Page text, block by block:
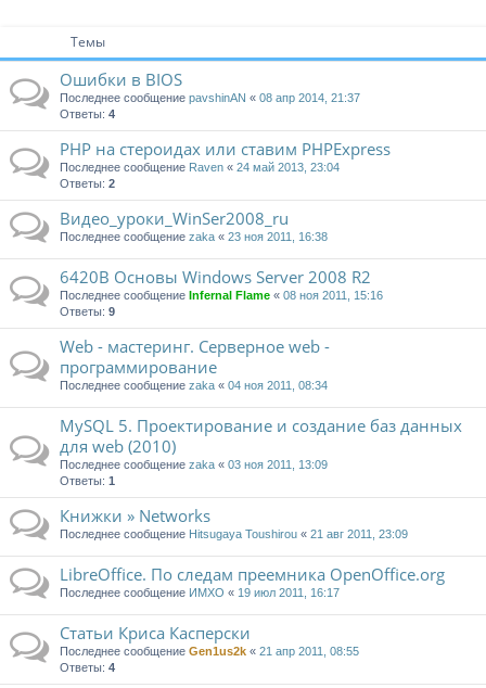
Темы
Ошибки в BIOS
Последнее сообщение pavshinAN « 08 апр 2014, 21:37
Ответы: 4
PHP на стероидах или ставим PHPExpress
Последнее сообщение Raven « 24 май 2013, 23:04
Ответы: 2
Видео_уроки_WinSer2008_ru
Последнее сообщение zaka « 23 ноя 2011, 16:38
6420В Основы Windows Server 2008 R2
Последнее сообщение Infernal Flame « 08 ноя 2011, 15:16
Ответы: 9
Web - мастеринг. Серверное web -
программирование
Последнее сообщение zaka « 04 ноя 2011, 08:34
MySQL 5. Проектирование и создание баз данных
для web (2010)
Последнее сообщение zaka « 03 ноя 2011, 13:09
Ответы: 1
Книжки » Networks
Последнее сообщение Hitsugaya Toushirou « 21 авг 2011, 23:09
LibreOffice. По следам преемника OpenOffice.org
Последнее сообщение ИМХО « 19 июл 2011, 16:17
Статьи Криса Касперски
Последнее сообщение Gen1us2k « 21 апр 2011, 08:55
Ответы: 4